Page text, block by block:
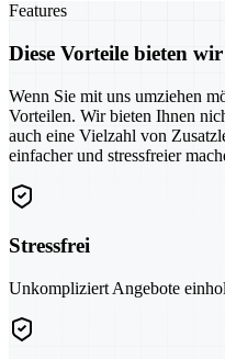
Features
Diese Vorteile bieten
Wenn Sie mit uns umziehen
Vorteilen. Wir bieten Ihnen
auch eine Vielzahl von
einfacher und stressfreier
Stressfrei
Unkompliziert Angebote